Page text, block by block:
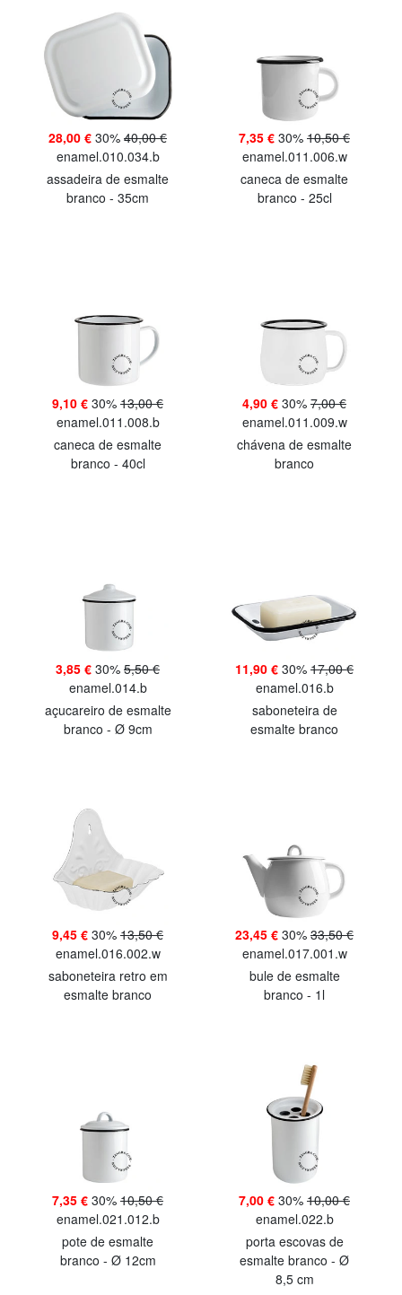
28,00 € 30% 40,00 €
enamel.010.034.b
assadeira de esmalte
branco - 35cm
7,35 € 30% 10,50 €
enamel.011.006.w
caneca de esmalte
branco - 25cl
9,10 € 30% 13,00 €
enamel.011.008.b
caneca de esmalte
branco - 40cl
4,90 € 30% 7,00 €
enamel.011.009.w
chávena de esmalte
branco
3,85 € 30% 5,50 €
enamel.014.b
açucareiro de esmalte
branco - Ø 9cm
11,90 € 30% 17,00 €
enamel.016.b
saboneteira de
esmalte branco
9,45 € 30% 13,50 €
enamel.016.002.w
saboneteira retro em
esmalte branco
23,45 € 30% 33,50 €
enamel.017.001.w
bule de esmalte
branco - 1l
7,35 € 30% 10,50 €
enamel.021.012.b
pote de esmalte
branco - Ø 12cm
7,00 € 30% 10,00 €
enamel.022.b
porta escovas de
esmalte branco - Ø
8,5 cm